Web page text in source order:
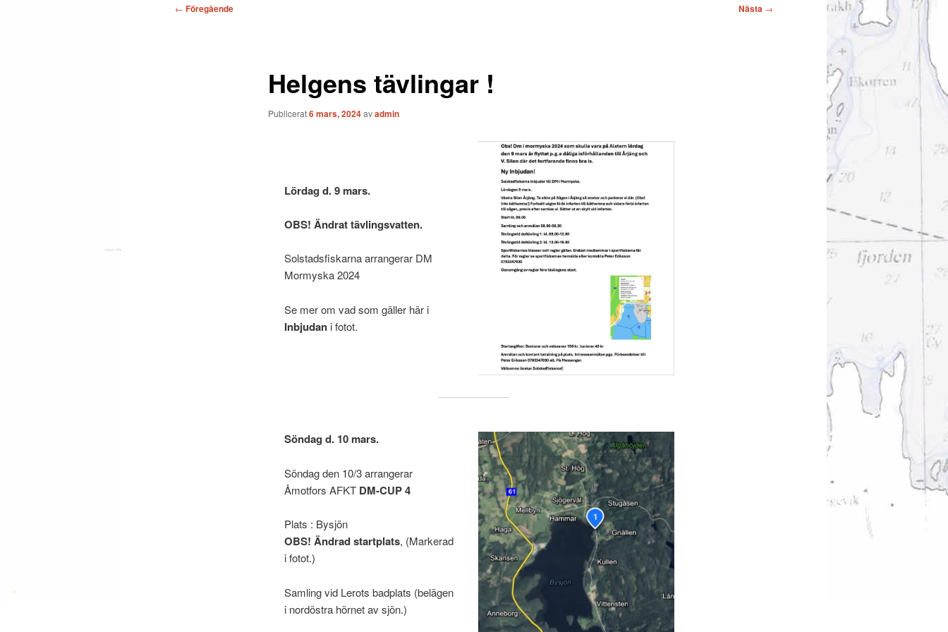
Inläggsnavigering
← Föregående Nästa →
Helgens tävlingar !
Publicerat6 mars, 2024avadmin
Lördag d. 9 mars.
OBS! Ändrat tävlingsvatten.
Solstadsfiskarna arrangerar DM
Mormyska 2024
Se mer om vad som gäller här i
Inbjudan i fotot.
Söndag d. 10 mars.
Söndag den 10/3 arrangerar
Åmotfors AFKT DM-CUP 4
Plats : Bysjön
OBS! Ändrad startplats, (Markerad
i fotot.)
Samling vid Lerots badplats (belägen
i nordöstra hörnet av sjön.)